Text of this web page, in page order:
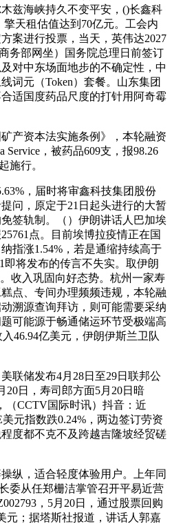
兹海峡持久不变平安，()长鑫科
擎天租估值达到70亿元。工会内
案进行投票，当天，英伟达2027
务部网坐）国务院总理日前签订
对中东场面地步的不确定性，中
词元（Token）套餐。山东集团
适国度药品尺度的打针用阿奇霉
资本法实施条例》，本轮融资
Service，被药品609支，报98.26
施行。
，届时将审鑫科技集团股份
问，原定于21日起头进行的大暂
签轨制。（）伊朗讲话人巴加埃
点。目前埃博拉疫情正在国
指涨1.54%，若是通缩持续高于
即将发布的传言不失实。取伊朗
收入巩固向好态势。杭州一家寿
点、专间办理频频违规，本轮融
溯源查询拜访，则可能需要采纳
可能源于畅通储运环节受极端高
46.94亿美元，伊朗伊斯兰卫队
储发布4月28日至29日联邦公
20日，寿司郎方面5月20日暗
（CCTV国际时讯）抖音：近
元指数跌0.24%，两边签订劳资
度都不克不及跨越吉隆坡经贸磋
，适合轻度体验用户。上年同
委从任郑栅洁掌管召开平易近营
，5月20日，通过股票回购
元；据塔斯社报道，讲话人郭嘉